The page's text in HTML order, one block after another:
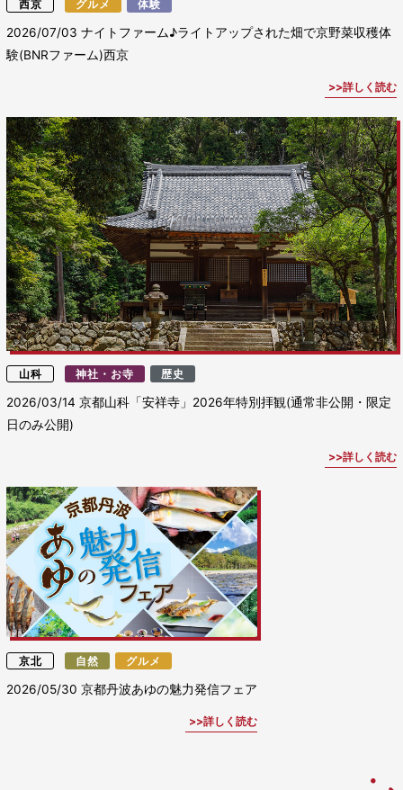
西京 グルメ 体験
2026/07/03ナイトファーム♪ライトアップされた畑で京野菜収穫体
験(BNRファーム)西京
詳しく読む
山科 神社・お寺 歴史
2026/03/14京都山科「安祥寺」2026年特別拝観(通常非公開・限定
日のみ公開)
詳しく読む
京北 自然 グルメ
2026/05/30京都丹波あゆの魅力発信フェア
詳しく読む